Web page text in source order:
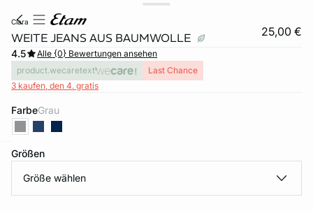
clara
WEITE JEANS AUS BAUMWOLLE 25,00 €
4.5
Alle {0} Bewertungen ansehen
product.wecaretext
Last Chance
3 kaufen, den 4. gratis
Farbe grau
Größen
Größe wählen